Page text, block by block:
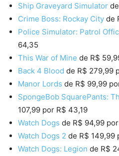
Ship Graveyard Simulator
Crime Boss: Rockay City de
Police Simulator: Patrol
64,35
This War of Mine de R$
Back 4 Blood de R$ 279,99
Manor Lords de R$ 99,99
SpongeBob SquarePants:
107,99 por R$ 43,19
Watch Dogs de R$ 94,99
Watch Dogs 2 de R$ 149,99
Watch Dogs: Legion de R$